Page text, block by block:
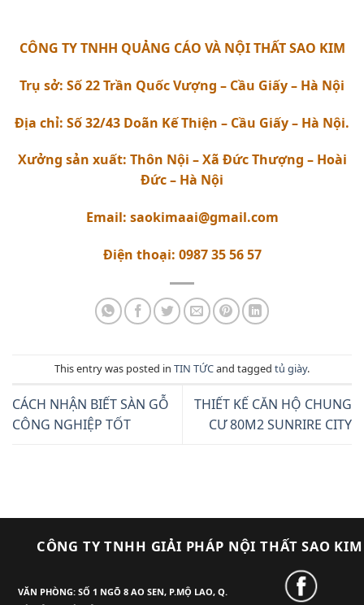
CÔNG TY TNHH QUẢNG CÁO VÀ NỘI THẤT SAO KIM
Trụ sở: Số 22 Trần Quốc Vượng – Cầu Giấy – Hà Nội
Địa chỉ: Số 32/43 Doãn Kế Thiện – Cầu Giấy – Hà Nội.
Xưởng sản xuất: Thôn Nội – Xã Đức Thượng – Hoài
Đức – Hà Nội
Email: saokimaai@gmail.com
Điện thoại: 0987 35 56 57
This entry was posted in TIN TỨCand tagged tủ giày.
CÁCH NHẬN BIẾT SÀN GỖ
CÔNG NGHIỆP TỐT
THIẾT KẾ CĂN HỘ CHUNG
CƯ 80M2 SUNRIRE CITY
CÔNG TY TNHH GIẢI PHÁP NỘI THẤT SAO KIM
VĂN PHÒNG: SỐ 1 NGÕ 8 AO SEN, P.MỘ LAO, Q.